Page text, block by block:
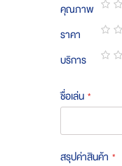
คุณภาพ
1
star
2
stars
3
stars
4
stars
5
stars
ราคา
1
star
2
stars
3
stars
4
stars
5
stars
บริการ
ชื่อเล่น
สรุปค่าสินค้า